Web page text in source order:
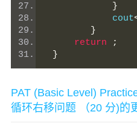
}
            cout
}
return
;
}
PAT (Basic Level)
循环右移问题 （20 分)的